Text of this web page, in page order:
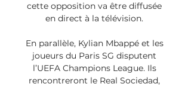
cette opposition va être diffusée
en direct à la télévision.
En parallèle, Kylian Mbappé et les
joueurs du Paris SG disputent
l’UEFA Champions League. Ils
rencontreront le Real Sociedad,